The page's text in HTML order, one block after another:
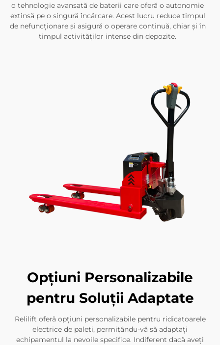
o tehnologie avansată de baterii care oferă o autonomie
extinsă pe o singură încărcare. Acest lucru reduce timpul
de nefuncționare și asigură o operare continuă, chiar și în
timpul activităților intense din depozite.
Opțiuni Personalizabile
pentru Soluții Adaptate
Relilift oferă opțiuni personalizabile pentru ridicatoarele
electrice de paleti, permițându-vă să adaptați
echipamentul la nevoile specifice. Indiferent dacă aveți